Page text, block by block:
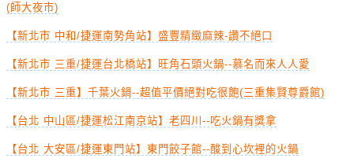
(師大夜市)
【新北市 中和/捷運南勢角站】盛豐精緻麻辣-讚不絕口
【新北市 三重/捷運台北橋站】旺角石頭火鍋--慕名而來人人愛
【新北市 三重】千葉火鍋--超值平價絕對吃很飽(三重集賢尊爵館)
【台北 中山區/捷運松江南京站】老四川--吃火鍋有獎拿
【台北 大安區/捷運東門站】東門餃子館--酸到心坎裡的火鍋